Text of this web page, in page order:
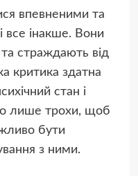
впевненими та
все інакше. Вони
страждають від
критика здатна
стан і
лише трохи, щоб
бути
з ними.